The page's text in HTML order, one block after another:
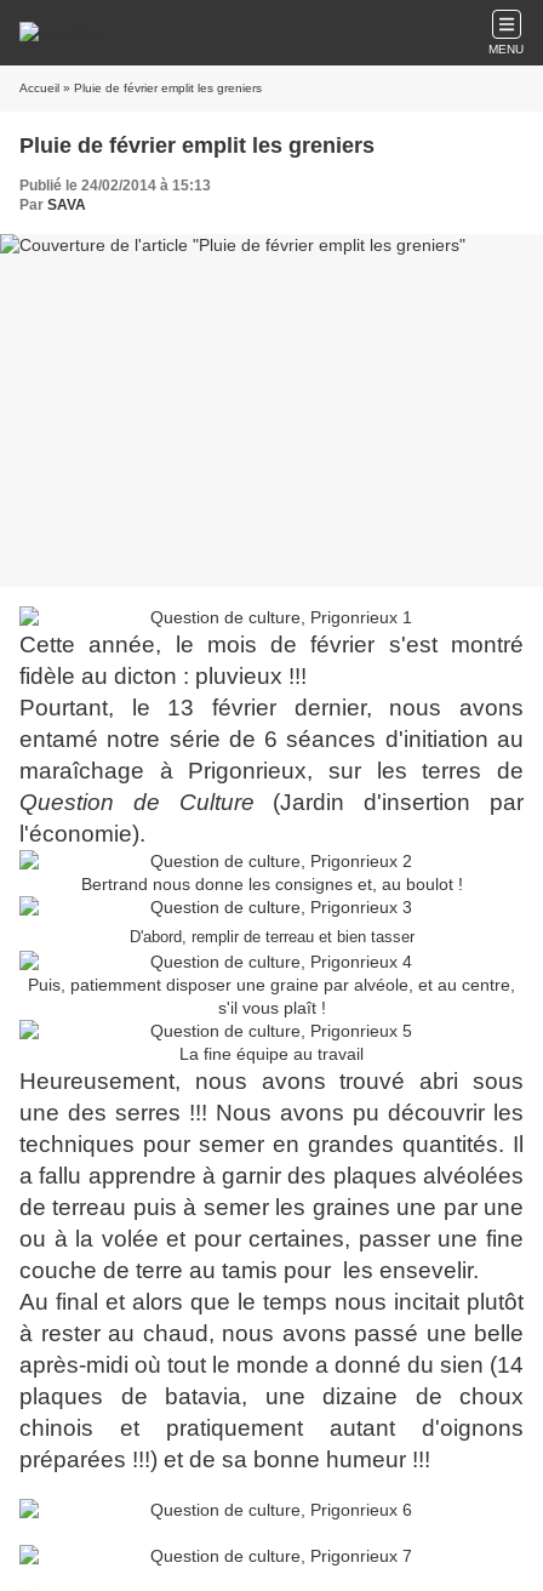
MENU
Accueil » Pluie de février emplit les greniers
Pluie de février emplit les greniers
Publié le 24/02/2014 à 15:13
Par SAVA
Cette année, le mois de février s'est montré
fidèle au dicton : pluvieux !!!
Pourtant, le 13 février dernier, nous avons
entamé notre série de 6 séances d'initiation au
maraîchage à Prigonrieux, sur les terres de
Question de Culture (Jardin d'insertion par
l'économie).
Bertrand nous donne les consignes et, au boulot !
D'abord, remplir de terreau et bien tasser
Puis, patiemment disposer une graine par alvéole, et au centre,
s'il vous plaît !
La fine équipe au travail
Heureusement, nous avons trouvé abri sous
une des serres !!! Nous avons pu découvrir les
techniques pour semer en grandes quantités. Il
a fallu apprendre à garnir des plaques alvéolées
de terreau puis à semer les graines une par une
ou à la volée et pour certaines, passer une fine
couche de terre au tamis pour les ensevelir.
Au final et alors que le temps nous incitait plutôt
à rester au chaud, nous avons passé une belle
après-midi où tout le monde a donné du sien (14
plaques de batavia, une dizaine de choux
chinois et pratiquement autant d'oignons
préparées !!!) et de sa bonne humeur !!!